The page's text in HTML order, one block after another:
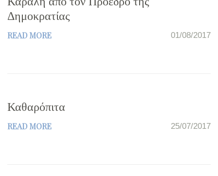
Δημοκρατίας
READ MORE 01/08/2017
Καθαρόπιτα
READ MORE 25/07/2017